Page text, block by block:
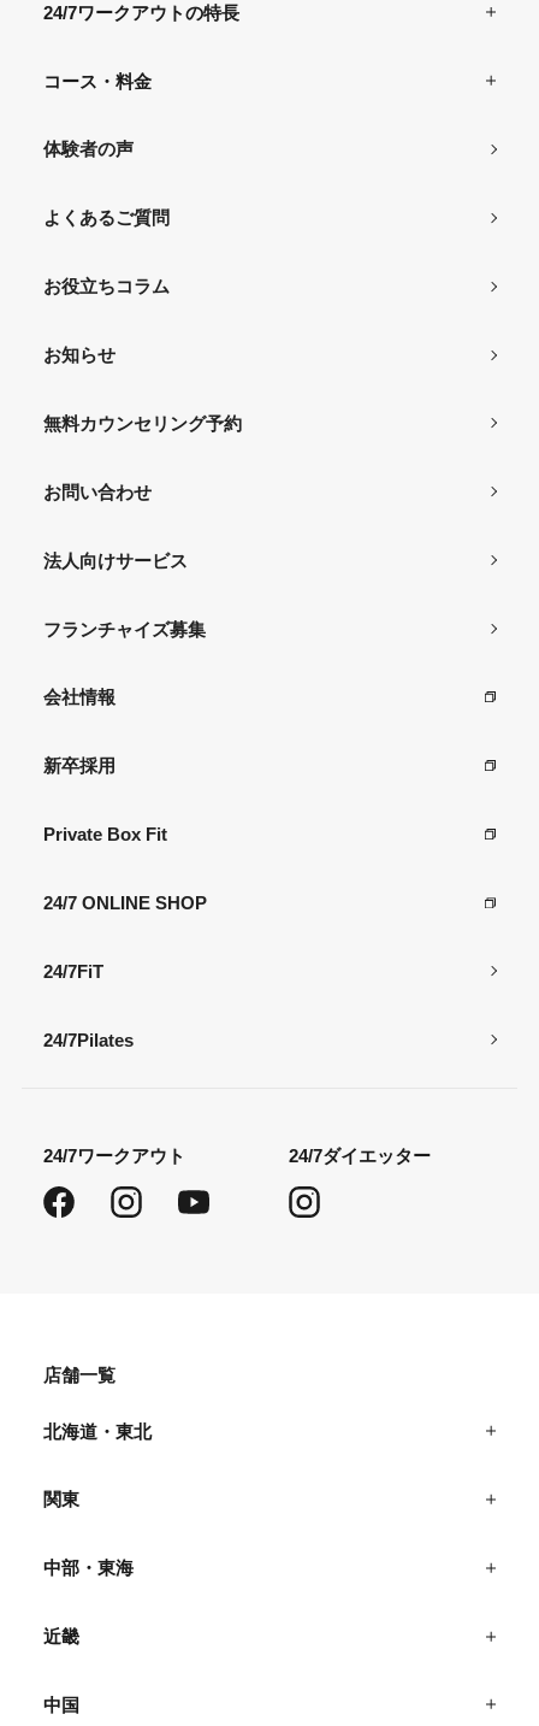
24/7ワークアウト
FacebookInstagram
24/7ダイエッター
24/7ワークアウトの特長
コース・料金
体験者の声
よくあるご質問
お役立ちコラム
お知らせ
無料カウンセリング予約
お問い合わせ
法人向けサービス
フランチャイズ募集
会社情報
新卒採用
Private Box Fit
24/7 ONLINE SHOP
24/7FiT
24/7Pilates
店舗一覧
北海道・東北
関東
中部・東海
近畿
中国